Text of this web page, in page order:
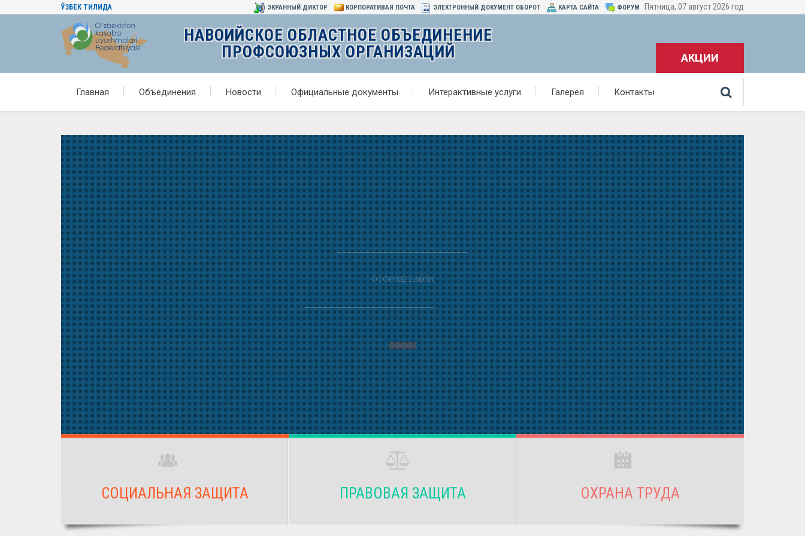
ЎЗБЕК ТИЛИДА ЭКРАННЫЙ ДИКТОР КОРПОРАТИВАЯ ПОЧТА ЭЛЕКТРОННЫЙ ДОКУМЕНТ ОБОРОТ КАРТА САЙТА ФОРУМ Пятница, 07 август 2026 год
НАВОИЙСКОЕ ОБЛАСТНОЕ ОБЪЕДИНЕНИЕ
ПРОФСОЮЗНЫХ ОРГАНИЗАЦИЙ
АКЦИИ
Главная Объединения Новости Официальные документы Интерактивные услуги Галерея Контакты
СОЦИАЛЬНАЯ ЗАЩИТА ПРАВОВАЯ ЗАЩИТА ОХРАНА ТРУДА